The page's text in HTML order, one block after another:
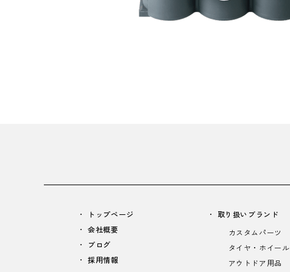
トップページ
会社概要
ブログ
採用情報
取り扱いブランド
カスタムパーツ
タイヤ・ホイール
アウトドア用品